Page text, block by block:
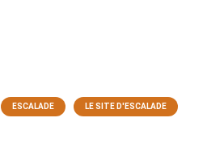
ESCALADE LE SITE D'ESCALADE